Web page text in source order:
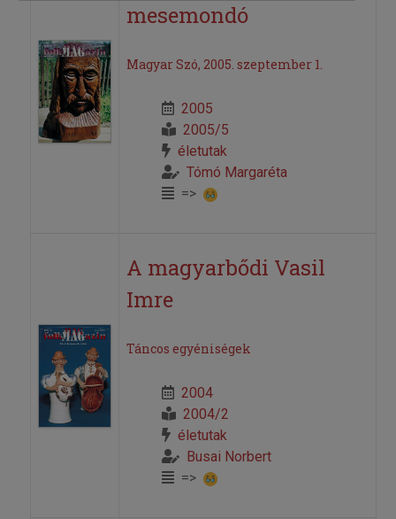
mesemondó
Magyar Szó, 2005. szeptember 1.
2005
2005/5
életutak
Tómó Margaréta
=>
A magyarbődi Vasil
Imre
Táncos egyéniségek
2004
2004/2
életutak
Busai Norbert
=>